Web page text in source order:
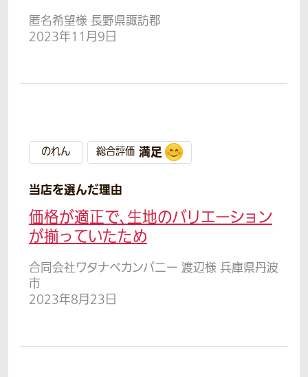
匿名希望様 長野県諏訪郡
2023年11月9日
のれん 総合評価 満足
当店を選んだ理由
価格が適正で、生地のバリエーション
が揃っていたため
合同会社ワタナベカンパニー 渡辺様 兵庫県丹波
市
2023年8月23日